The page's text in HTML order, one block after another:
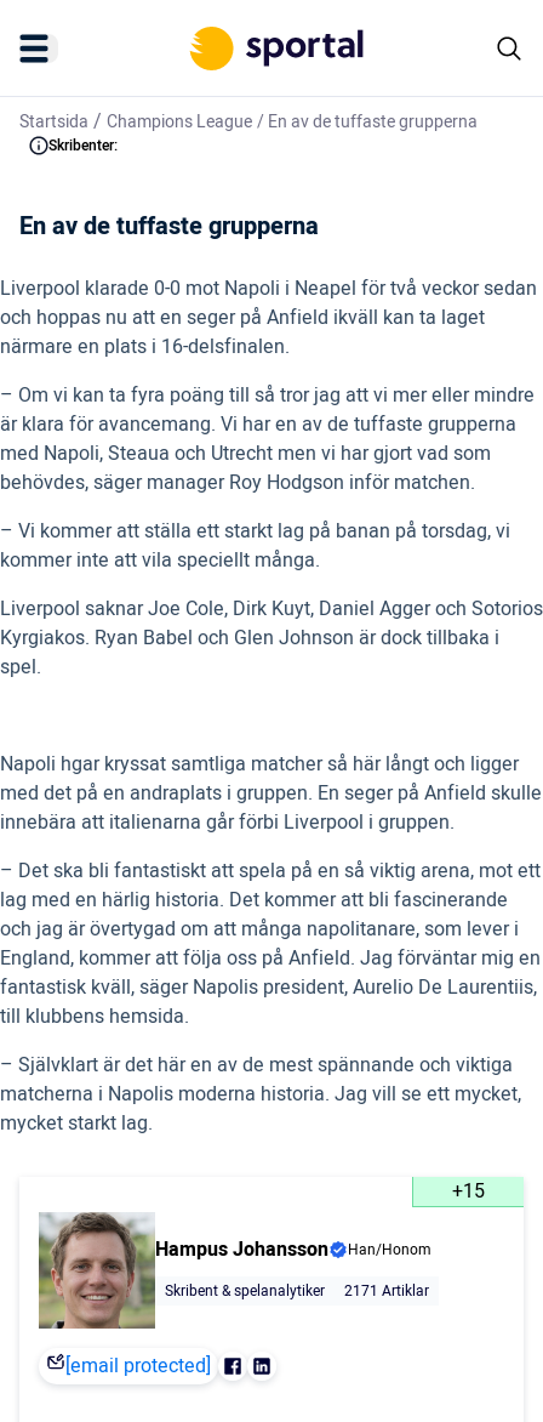
Startsida / Champions League/En av de tuffaste grupperna
Skribenter:
En av de tuffaste grupperna
Liverpool klarade 0-0 mot Napoli i Neapel för två veckor sedan
och hoppas nu att en seger på Anfield ikväll kan ta laget
närmare en plats i 16-delsfinalen.
– Om vi kan ta fyra poäng till så tror jag att vi mer eller mindre
är klara för avancemang. Vi har en av de tuffaste grupperna
med Napoli, Steaua och Utrecht men vi har gjort vad som
behövdes, säger manager Roy Hodgson inför matchen.
– Vi kommer att ställa ett starkt lag på banan på torsdag, vi
kommer inte att vila speciellt många.
Liverpool saknar Joe Cole, Dirk Kuyt, Daniel Agger och Sotorios
Kyrgiakos. Ryan Babel och Glen Johnson är dock tillbaka i
spel.
Napoli hgar kryssat samtliga matcher så här långt och ligger
med det på en andraplats i gruppen. En seger på Anfield skulle
innebära att italienarna går förbi Liverpool i gruppen.
– Det ska bli fantastiskt att spela på en så viktig arena, mot ett
lag med en härlig historia. Det kommer att bli fascinerande
och jag är övertygad om att många napolitanare, som lever i
England, kommer att följa oss på Anfield. Jag förväntar mig en
fantastisk kväll, säger Napolis president, Aurelio De Laurentiis,
till klubbens hemsida.
– Självklart är det här en av de mest spännande och viktiga
matcherna i Napolis moderna historia. Jag vill se ett mycket,
mycket starkt lag.
+15
Hampus Johansson
Han/Honom
Skribent & spelanalytiker
2171 Artiklar
[email protected]